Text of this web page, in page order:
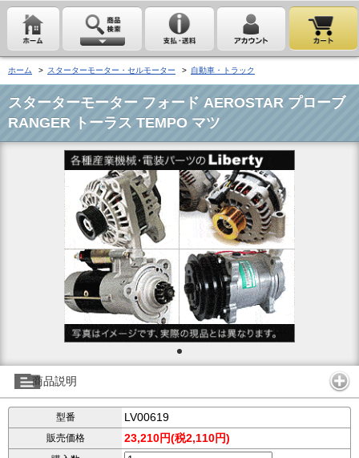
ホーム > スターターモーター・セルモーター > 自動車・トラック
スターターモーター フォード AEROSTAR プローブ
RANGER トーラス TEMPO マツ
商品説明
型番 LV00619
販売価格 23,210円(税2,110円)